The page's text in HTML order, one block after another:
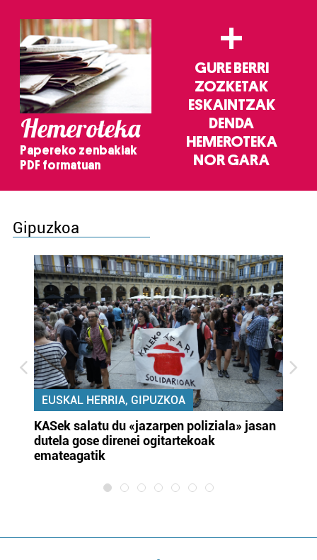
Hemeroteka
Papereko zenbakiak
PDF formatuan
+
GURE BERRI
ZOZKETAK
ESKAINTZAK
DENDA
HEMEROTEKA
NOR GARA
Gipuzkoa
EUSKAL HERRIA, GIPUZKOA
KASek salatu du «jazarpen poliziala» jasan
dutela gose direnei ogitartekoak
emateagatik